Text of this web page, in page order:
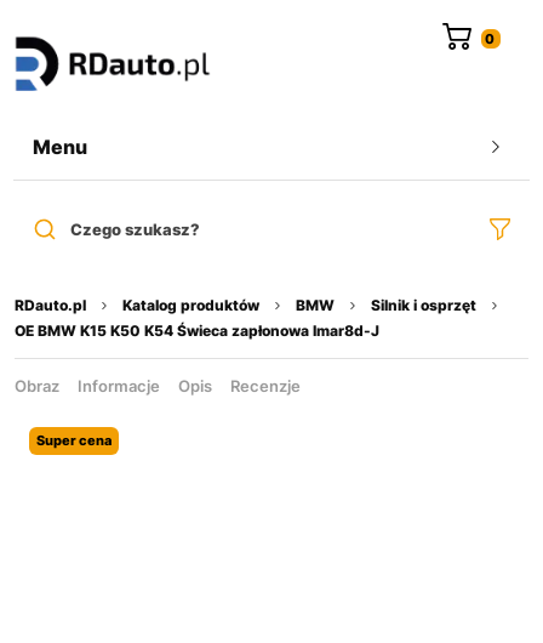
Menu
Czego szukasz?
RDauto.pl Katalog produktów BMW
Silnik i osprzęt
OE BMW K15 K50 K54 Świeca zapłonowa lmar8d-J
Obraz Informacje Opis Recenzje
Super cena